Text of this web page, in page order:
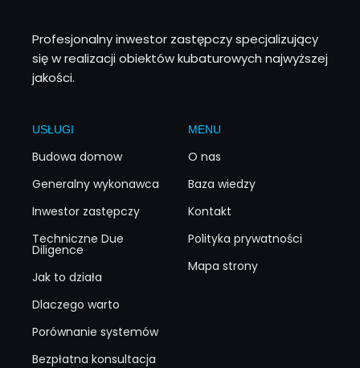
Profesjonalny inwestor zastępczy specjalizujący
się w realizacji obiektów kubaturowych najwyższej
jakości.
USŁUGI
Budowa domow
Generalny wykonawca
Inwestor zastępczy
Techniczne Due
Diligence
Jak to działa
Dlaczego warto
Porównanie systemów
Bezpłatna konsultacja
MENU
O nas
Baza wiedzy
Kontakt
Polityka prywatności
Mapa strony